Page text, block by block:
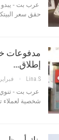
عرب بت - يبدو
حقق سعر
إطلاق…
Lina.s فبراير 5, 2018
شخصية لعملاء